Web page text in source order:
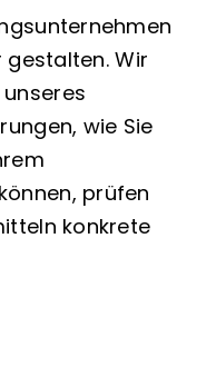
gestalten. Wir
wie Sie
prüfen
konkrete